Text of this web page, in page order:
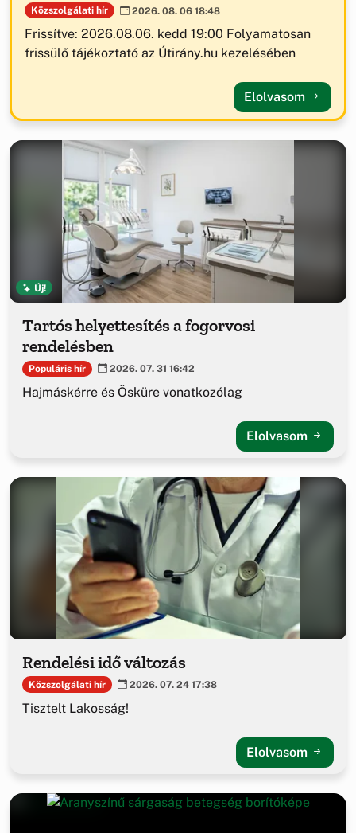
Közszolgálati hír 2026. 08. 06 18:48
Frissítve: 2026.08.06. kedd 19:00 Folyamatosan
frissülő tájékoztató az Útirány.hu kezelésében
Elolvasom
Új!
Tartós helyettesítés a fogorvosi
rendelésben
Populáris hír 2026. 07. 31 16:42
Hajmáskérre és Ösküre vonatkozólag
Elolvasom
Rendelési idő változás
Közszolgálati hír 2026. 07. 24 17:38
Tisztelt Lakosság!
Elolvasom